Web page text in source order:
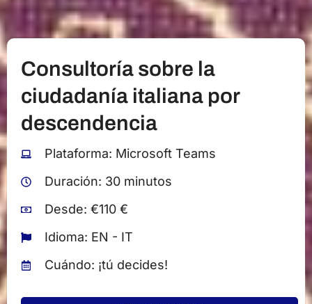
Consultoría sobre la
ciudadanía italiana por
descendencia
Plataforma: Microsoft Teams
Duración: 30 minutos
Desde: €110 €
Idioma: EN - IT
Cuándo: ¡tú decides!